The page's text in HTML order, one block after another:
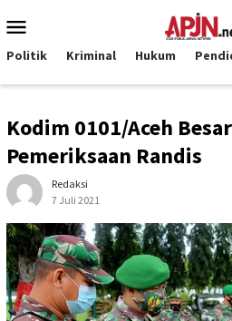
ke
kontenMobile
Politik Kriminal Hukum
Kodim 0101/Aceh
Pemeriksaan Randis
Redaksi
7 Juli 2021